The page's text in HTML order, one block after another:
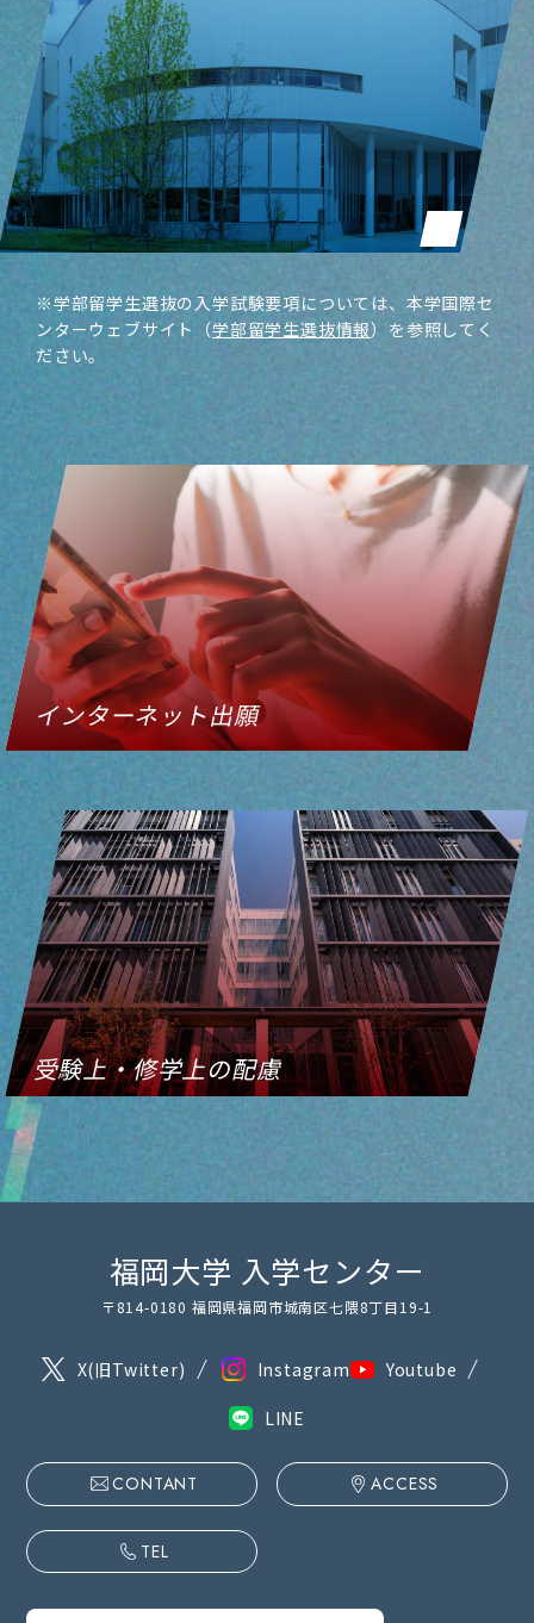
※学部留学生選抜の入学試験要項については、 本学国際セ
ンターウェブサイト（学部留学生選抜情報）を参照してく
ださい。
インターネット出願
受験上・修学上の配慮
福岡大学 入学センター
〒814-0180 福岡県福岡市城南区七隈8丁目19-1
X(旧Twitter) Instagram Youtube
LINE
CONTANT ACCESS
TEL